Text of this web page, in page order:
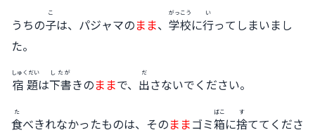
うちの子
こ
は、パジャマのまま、 学校
がっこう
に行
い
ってしまいまし
た。
宿題
しゅくだい
は下書
したが
きのままで、 出
だ
さないでください。
食
た
べきれなかったものは、そのままゴミ箱
ばこ
に捨
す
ててくださ